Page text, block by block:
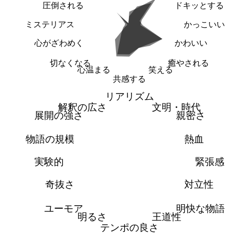
ドキッとする
かっこいい
かわいい
癒やされる
笑える
共感する
心温まる
切なくなる
心がざわめく
ミステリアス
圧倒される
リアリズム
文明・時代
親密さ
熱血
緊張感
対立性
明快な物語
王道性
テンポの良さ
明るさ
ユーモア
奇抜さ
実験的
物語の規模
展開の強さ
解釈の広さ